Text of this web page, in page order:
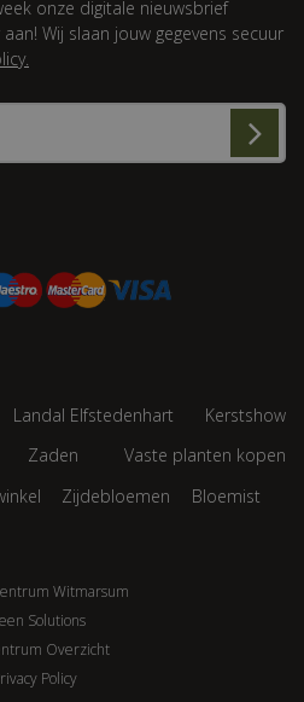
onze digitale nieuwsbrief
Wij slaan jouw gegevens secuur
Landal Elfstedenhart
Kerstshow
Zaden
Vaste planten kopen
Zijdebloemen Bloemist
Witmarsum
Solutions
Overzicht
Policy